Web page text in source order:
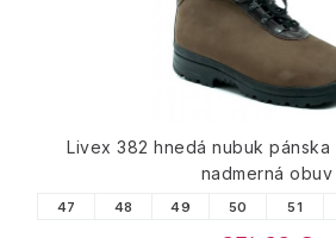
Livex 382 hnedá nubuk pánska
nadmerná obuv
47 48 49 50 51